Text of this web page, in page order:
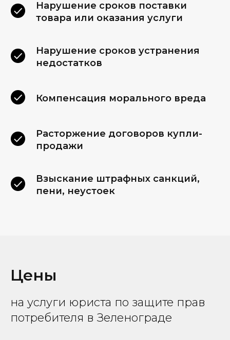
Нарушение сроков поставки
товара или оказания услуги
Нарушение сроков устранения
недостатков
Компенсация морального вреда
Расторжение договоров купли-
продажи
Взыскание штрафных санкций,
пени, неустоек
Цены
на услуги юриста по защите прав
потребителя в Зеленограде